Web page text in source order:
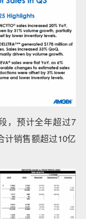
，预计全年超过7
计销售额超过10亿